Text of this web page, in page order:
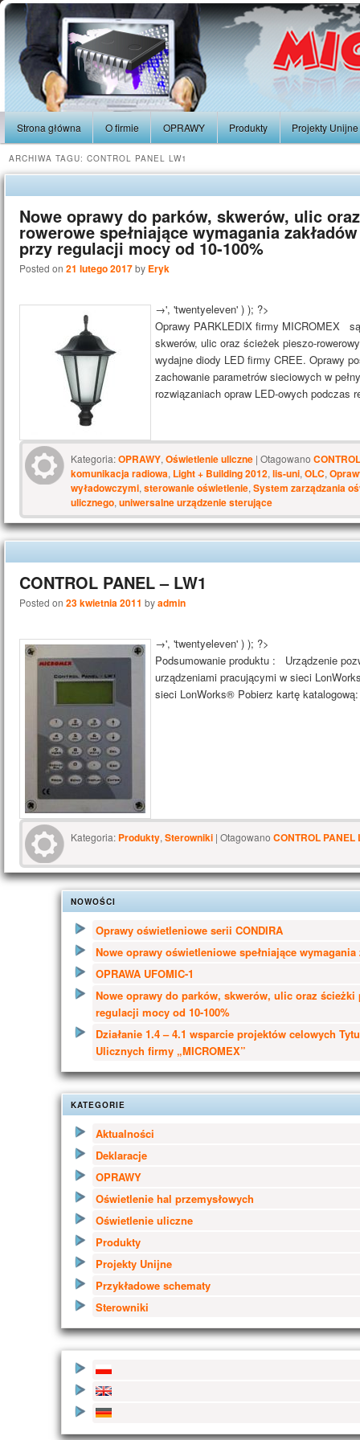
Strona główna O firmie OPRAWY Produkty Projekty Unijne
ARCHIWA TAGU: CONTROL PANEL LW1
Nowe oprawy do parków, skwerów, ulic
rowerowe spełniające wymagania
przy regulacji mocy od 10-100%
Posted on 21 lutego 2017by Eryk
→', 'twentyeleven' ) ); ?>
Oprawy PARKLEDIX firmy MICROMEX
skwerów, ulic oraz ścieżek pieszo-
wydajne diody LED firmy CREE. Oprawy
zachowanie parametrów sieciowych w
rozwiązaniach opraw LED-owych
Kategoria:OPRAWY, Oświetlenie uliczne | Otagowano
komunikacja radiowa, Light + Building 2012, lis-uni, OLC,
wyładowczymi, sterowanie oświetlenie, System zarządzania
ulicznego, uniwersalne urządzenie sterujące
CONTROL PANEL – LW1
Posted on 23 kwietnia 2011 byadmin
→', 'twentyeleven' ) ); ?>
Podsumowanie produktu : Urządzenie
urządzeniami pracującymi w sieci
sieci LonWorks® Pobierz kartę
Kategoria: Produkty, Sterowniki | Otagowano CONTROL PANEL
NOWOŚCI
Oprawy oświetleniowe serii CONDIRA
Nowe oprawy oświetleniowe spełniające
OPRAWA UFOMIC-1
Nowe oprawy do parków, skwerów, ulic oraz ścieżki
regulacji mocy od 10-100%
Działanie 1.4 – 4.1 wsparcie projektów celowych
Ulicznych firmy „MICROMEX”
KATEGORIE
Aktualności
Deklaracje
OPRAWY
Oświetlenie hal przemysłowych
Oświetlenie uliczne
Produkty
Projekty Unijne
Przykładowe schematy
Sterowniki